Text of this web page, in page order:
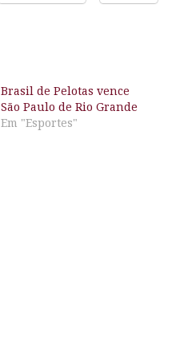
Brasil de Pelotas vence
São Paulo de Rio Grande
Em "Esportes"